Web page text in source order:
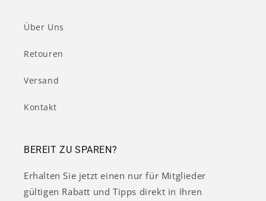
Über Uns
Retouren
Versand
Kontakt
BEREIT ZU SPAREN?
Erhalten Sie jetzt einen nur für Mitglieder
gültigen Rabatt und Tipps direkt in Ihren